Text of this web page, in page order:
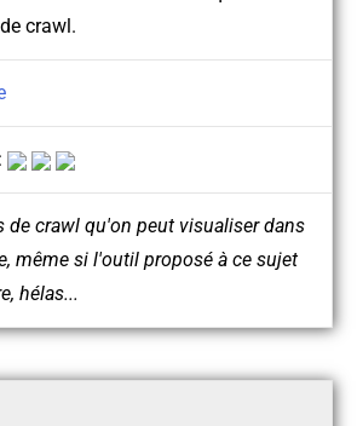
crawl.
de crawl qu'on peut visualiser dans
même si l'outil proposé à ce sujet
hélas...